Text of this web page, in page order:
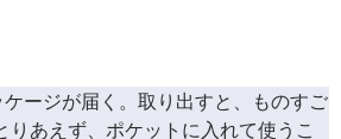
ージが届く。取り出すと、ものすご
りあえず、ポケットに入れて使うこ